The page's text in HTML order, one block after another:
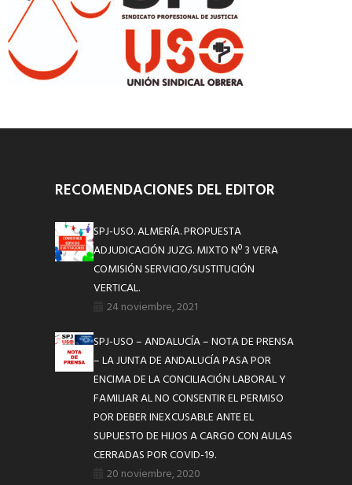
RECOMENDACIONES DEL EDITOR
SPJ-USO. ALMERÍA. PROPUESTA
ADJUDICACIÓN JUZG. MIXTO Nº 3 VERA
COMISIÓN SERVICIO/SUSTITUCIÓN
VERTICAL.
24 noviembre, 2021
SPJ-USO – ANDALUCÍA – NOTA DE PRENSA
– LA JUNTA DE ANDALUCÍA PASA POR
ENCIMA DE LA CONCILIACIÓN LABORAL Y
FAMILIAR AL NO CONSENTIR EL PERMISO
POR DEBER INEXCUSABLE ANTE EL
SUPUESTO DE HIJOS A CARGO CON AULAS
CERRADAS POR COVID-19.
20 noviembre, 2020